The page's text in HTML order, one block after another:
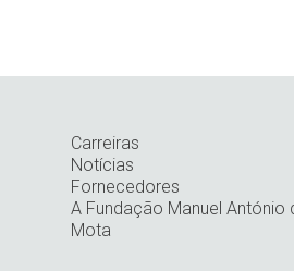
Carreiras
Notícias
Fornecedores
A Fundação Manuel António
Mota